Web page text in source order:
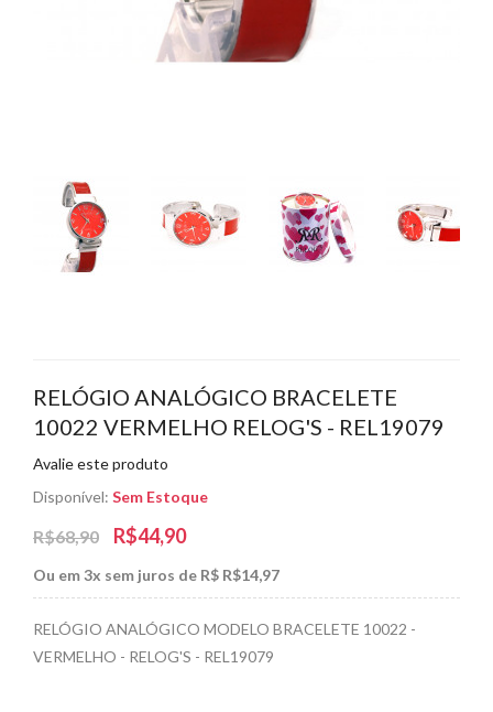
RELÓGIO ANALÓGICO BRACELETE
10022 VERMELHO RELOG'S - REL19079
Avalie este produto
Disponível: Sem Estoque
R$68,90 R$44,90
Ou em 3x sem juros de R$ R$14,97
RELÓGIO ANALÓGICO MODELO BRACELETE 10022 -
VERMELHO - RELOG'S - REL19079